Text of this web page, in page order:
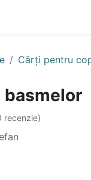
Cărți pentru
basmelor
recenzie)